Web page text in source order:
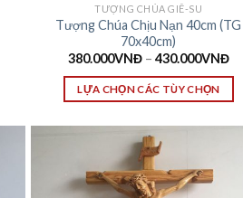
TƯỢNG CHÚA GIÊ-SU
Tượng Chúa Chịu Nạn 40cm (TG
70x40cm)
380.000VNĐ– 430.000VNĐ
LỰA CHỌN CÁC TÙY CHỌN